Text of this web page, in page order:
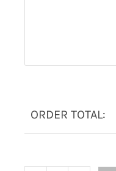
ORDER TOTAL: